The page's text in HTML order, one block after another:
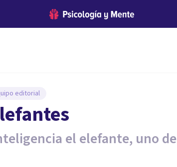
editorial
el elefante, uno de